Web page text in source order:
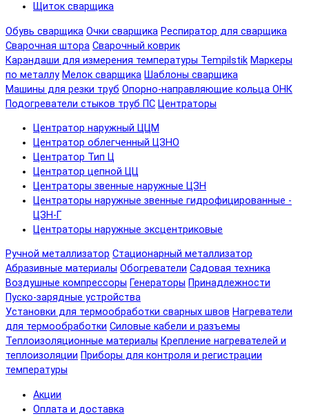
Щиток сварщика
Обувь сварщика Очки сварщика Респиратор для сварщика
Сварочная штора Сварочный коврик
Карандаши для измерения температуры Tempilstik Маркеры
по металлу Мелок сварщика Шаблоны сварщика
Машины для резки труб Опорно-направляющие кольца ОНК
Подогреватели стыков труб ПС Центраторы
Центратор наружный ЦЦМ
Центратор облегченный ЦЗНО
Центратор Тип Ц
Центратор цепной ЦЦ
Центраторы звенные наружные ЦЗН
Центраторы наружные звенные гидрофицированные -
ЦЗН-Г
Центраторы наружные эксцентриковые
Ручной металлизатор Стационарный металлизатор
Абразивные материалы Обогреватели Садовая техника
Воздушные компрессоры Генераторы Принадлежности
Пуско-зарядные устройства
Установки для термообработки сварных швов Нагреватели
для термообработки Силовые кабели и разъемы
Теплоизоляционные материалы Крепление нагревателей и
теплоизоляции Приборы для контроля и регистрации
температуры
Акции
Оплата и доставка